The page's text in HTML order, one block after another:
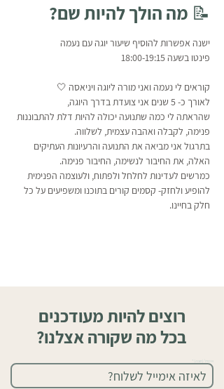
📝 מה הולך להיות שם?
ישנה אפשרות להוסיף שיעור יוגה עם נעמה
פינטו בשעה 18:00-19:15
קוראים לי נעמה ואני מורה ליוגה ויניאסה 🤍
לאורך כ- 5 שנים אני צועדת בדרך היוגה,
שהראתה לי כמה שתנועה יכולה להיות דלת להתבוננות
פנימה, לקבלה ואהבה עצמית, לשלווה.
בתרגול אני מביאה את התנועה והרעיונות העתיקים
האלה, את החיבור לנשימה, החיבור פנימה.
כמרשים לעדינות לחלחל ולפתוח, ולעוצמה הפנימית
להופיע ולחזק- קסמים קורים בתוכנו ומשפיעים על כל
חלק בחיינו.
רוצים להיות מעודכנים
בכל מה שקורה אצלנו?
אימייל (חובה)